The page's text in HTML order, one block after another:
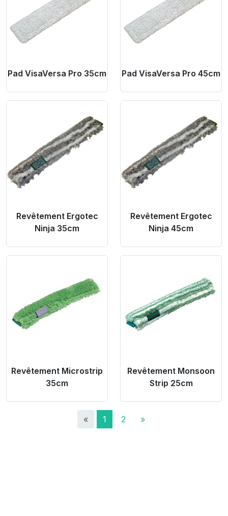
Pad VisaVersa Pro 35cm Pad VisaVersa Pro 45cm
Revêtement Ergotec
Ninja 35cm
Revêtement Ergotec
Ninja 45cm
Revêtement Microstrip
35cm
Revêtement Monsoon
Strip 25cm
« 1 2 »